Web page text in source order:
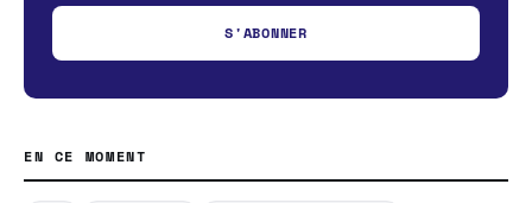
S'ABONNER
EN CE MOMENT